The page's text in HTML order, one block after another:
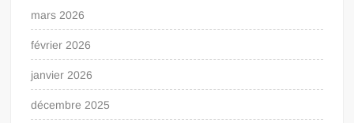
mars 2026
février 2026
janvier 2026
décembre 2025